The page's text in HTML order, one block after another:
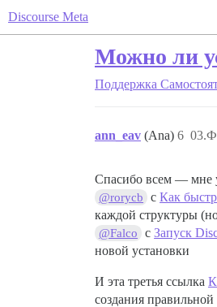
Discourse Meta
Можно ли
Поддержка
ann_eav (Ana) 6
Спасибо всем — мне
@rorycb сКак
каждой структуры
@Falco сЗапуск
новой установки
И эта третья ссылка
создания